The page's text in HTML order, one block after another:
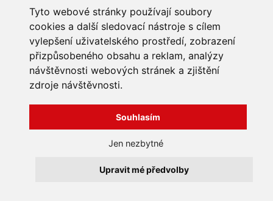
Tyto webové stránky používají soubory
cookies a další sledovací nástroje s cílem
vylepšení uživatelského prostředí, zobrazení
přizpůsobeného obsahu a reklam, analýzy
návštěvnosti webových stránek a zjištění
zdroje návštěvnosti.
Souhlasím
Jen nezbytné
Upravit mé předvolby
Zpracování a ochrana
osobních údajů
Jak nakupovat
O nás
Kontakt
Reklamace, odstoupení od
smlouvy
Všechna práva vyhrazena
Bravura s.r.o. © 2026
profesionální webové stránky: triangl web